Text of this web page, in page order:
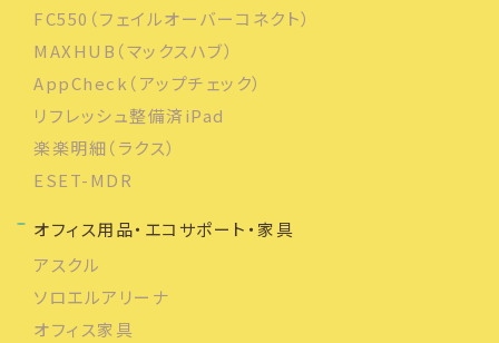
FC550（フェイルオーバーコネクト）
MAXHUB（マックスハブ）
AppCheck（アップチェック）
リフレッシュ整備済iPad
楽楽明細（ラクス）
ESET-MDR
オフィス用品・エコサポート・家具
アスクル
ソロエルアリーナ
オフィス家具